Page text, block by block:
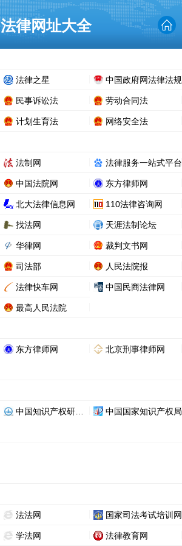
法律网址大全
法律之星 中国政府网法律法规
民事诉讼法 劳动合同法
计划生育法 网络安全法
法制网 法律服务一站式平台
中国法院网 东方律师网
北大法律信息网 110法律咨询网
找法网 天涯法制论坛
华律网 裁判文书网
司法部 人民法院报
法律快车网 中国民商法律网
最高人民法院
东方律师网 北京刑事律师网
中国知识产权研究网 中国国家知识产权局
法法网 国家司法考试培训网
学法网 法律教育网